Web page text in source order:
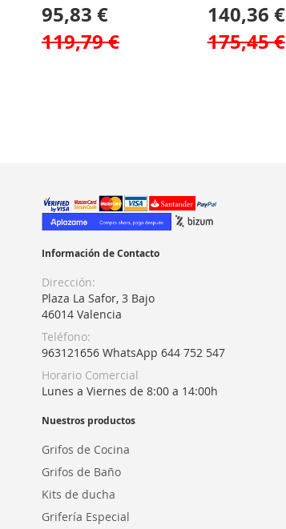
95,83 €
119,79 €
140,36 €
175,45 €
Información de Contacto
Dirección:
Plaza La Safor, 3 Bajo
46014 Valencia
Teléfono:
963121656 WhatsApp 644 752 547
Horario Comercial
Lunes a Viernes de 8:00 a 14:00h
Nuestros productos
Grifos de Cocina
Grifos de Baño
Kits de ducha
Grifería Especial